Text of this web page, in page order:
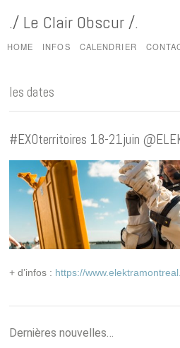
./ Le Clair Obscur /.
HOME INFOS CALENDRIER
les dates
#EXOterritoires 18-21juin
+ d’infos : https://
Dernières nouvelles…